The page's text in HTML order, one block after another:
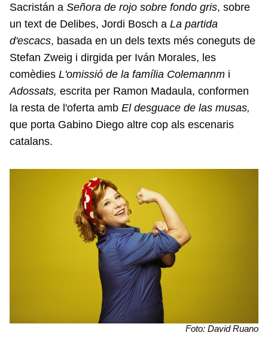
Sacristán a Señora de rojo sobre fondo gris, sobre
un text de Delibes, Jordi Bosch a La partida
d'escacs, basada en un dels texts més coneguts de
Stefan Zweig i dirgida per Iván Morales, les
comèdies L'omissió de la família Colemannm i
Adossats, escrita per Ramon Madaula, conformen
la resta de l'oferta amb El desguace de las musas,
que porta Gabino Diego altre cop als escenaris
catalans.
Foto: David Ruano